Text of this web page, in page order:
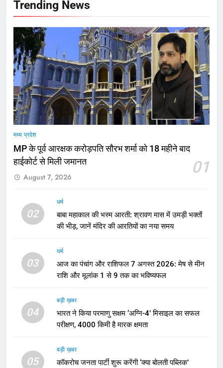
Trending News
मध्य प्रदेश
MP के पूर्व आरक्षक करोड़पति सौरभ शर्मा को 18 महीने बाद
हाईकोर्ट से मिली जमानत
01
August 7, 2026
02
धर्म
बाबा महाकाल की भस्म आरती: श्रावण मास में उमड़ी भक्तों
की भीड़, जानें मंदिर की आरतियों का नया समय
03
धर्म
आज का पंचांग और राशिफल 7 अगस्त 2026: मेष से मीन
राशि और मूलांक 1 से 9 तक का भविष्यफल
04
बड़ी ख़बर
भारत ने किया परमाणु सक्षम ‘अग्नि-4’ मिसाइल का सफल
परीक्षण, 4000 किमी है मारक क्षमता
05
बड़ी ख़बर
कॉकरोच जनता पार्टी शुरू करेंगी ‘क्या बोलती पब्लिक’